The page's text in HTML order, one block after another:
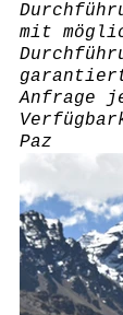
mit
Anfrage
Paz